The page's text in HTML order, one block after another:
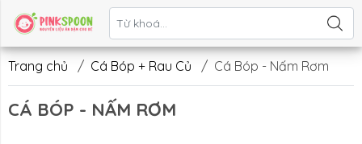
Liên hệ
Trang chủ / Cá Bóp + Rau Củ / Cá Bóp - Nấm Rơm
CÁ BÓP - NẤM RƠM